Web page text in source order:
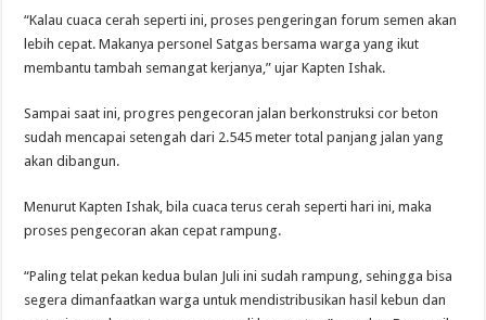
“Kalau cuaca cerah seperti ini, proses pengeringan forum semen akan
lebih cepat. Makanya personel Satgas bersama warga yang ikut
membantu tambah semangat kerjanya,” ujar Kapten Ishak.
Sampai saat ini, progres pengecoran jalan berkonstruksi cor beton
sudah mencapai setengah dari 2.545 meter total panjang jalan yang
akan dibangun.
Menurut Kapten Ishak, bila cuaca terus cerah seperti hari ini, maka
proses pengecoran akan cepat rampung.
“Paling telat pekan kedua bulan Juli ini sudah rampung, sehingga bisa
segera dimanfaatkan warga untuk mendistribusikan hasil kebun dan